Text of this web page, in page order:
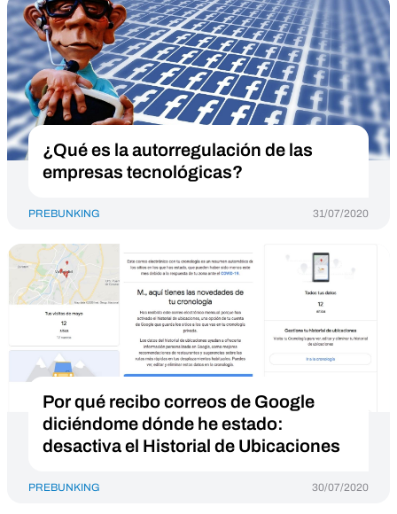
¿Qué es la autorregulación de las
empresas tecnológicas?
PREBUNKING 31/07/2020
Por qué recibo correos de Google
diciéndome dónde he estado:
desactiva el Historial de Ubicaciones
PREBUNKING 30/07/2020